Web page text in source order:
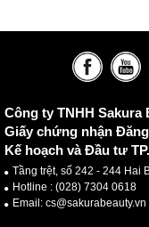
Công ty TNHH Sakura
Giấy chứng nhận
Kế hoạch và Đầu tư
Tầng trệt, số 242 - 244 Hai
Hotline : (028) 7304 0618
Email: cs@sakurabeauty.vn